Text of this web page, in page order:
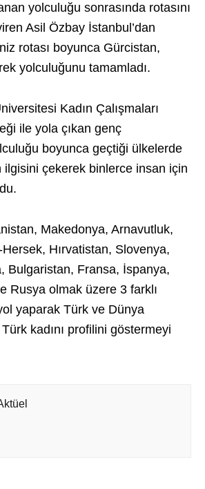
yolculuğu sonrasında rotasını
Asil Özbay İstanbul’dan
rotası boyunca Gürcistan,
yolculuğunu tamamladı.
Kadın Çalışmaları
ile yola çıkan genç
boyunca geçtiği ülkelerde
ilgisini çekerek binlerce insan için
Makedonya, Arnavutluk,
Hırvatistan, Slovenya,
Bulgaristan, Fransa, İspanya,
Rusya olmak üzere 3 farklı
yaparak Türk ve Dünya
Türk kadını profilini göstermeyi